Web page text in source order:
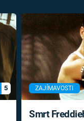
5 ZAJÍMAVOSTI
Smrt